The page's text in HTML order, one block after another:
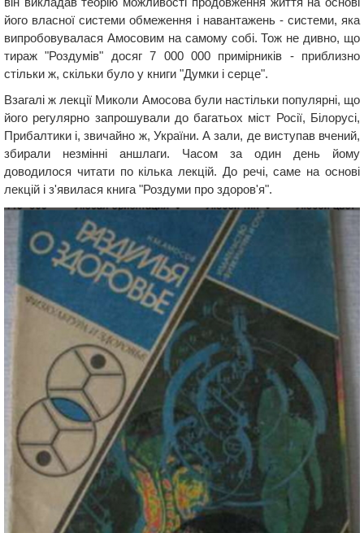
його власної системи обмеження і навантажень - системи, яка
випробовувалася Амосовим на самому собі. Тож не дивно, що
тираж "Роздумів" досяг 7 000 000 примірників - приблизно
стільки ж, скільки було у книги "Думки і серце".
Взагалі ж лекції Миколи Амосова були настільки популярні, що
його регулярно запрошували до багатьох міст Росії, Білорусі,
Прибалтики і, звичайно ж, України. А зали, де виступав вчений,
збирали незмінні аншлаги. Часом за один день йому
доводилося читати по кілька лекцій. До речі, саме на основі
лекцій і з'явилася книга "Роздуми про здоров'я".